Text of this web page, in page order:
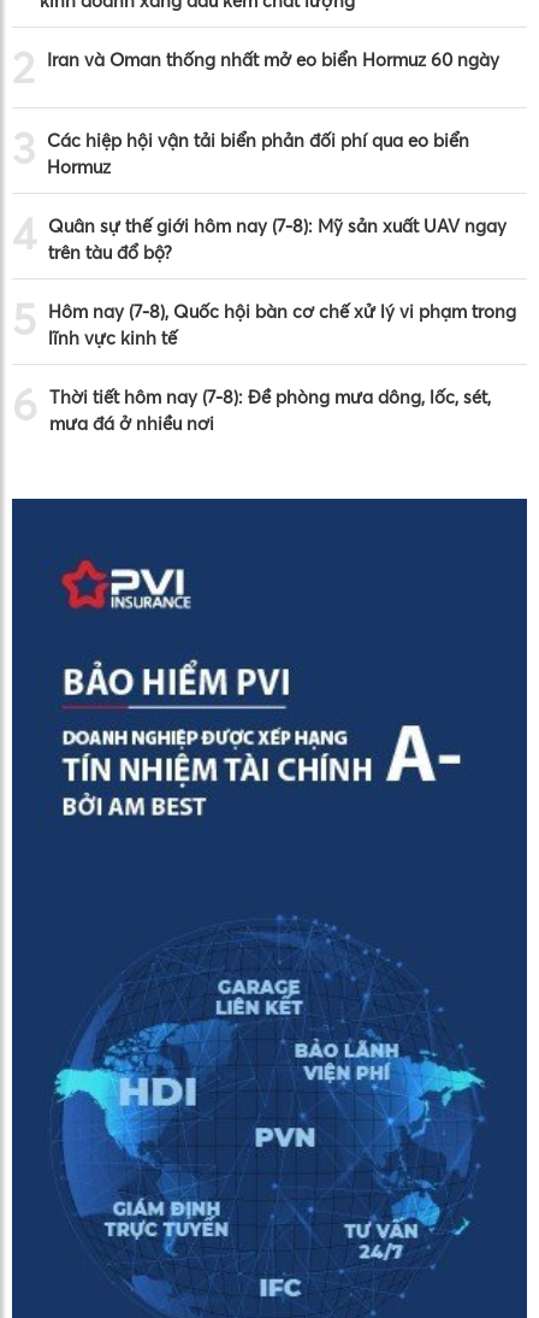
2 Iran và Oman thống nhất mở eo biển Hormuz 60 ngày
3 Các hiệp hội vận tải biển phản đối phí qua eo biển
Hormuz
4 Quân sự thế giới hôm nay (7-8): Mỹ sản xuất UAV ngay
trên tàu đổ bộ?
5
Hôm nay (7-8), Quốc hội bàn cơ chế xử lý vi phạm trong
lĩnh vực kinh tế
6 Thời tiết hôm nay (7-8): Đề phòng mưa dông, lốc, sét,
mưa đá ở nhiều nơi